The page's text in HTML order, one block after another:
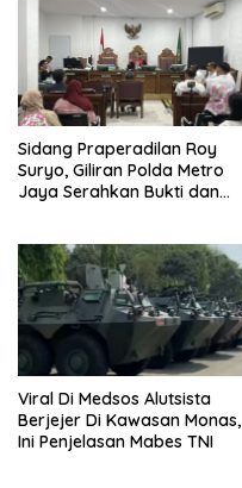
Sidang Praperadilan Roy
Suryo, Giliran Polda Metro
Jaya Serahkan Bukti dan
Viral Di Medsos Alutsista
Berjejer Di Kawasan Monas,
Ini Penjelasan Mabes TNI